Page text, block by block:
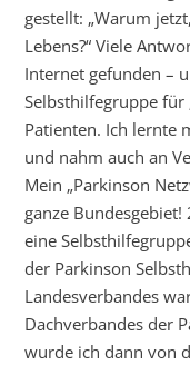
gestellt: „Warum
Lebens?“ Viele
Internet gefunden –
Selbsthilfegruppe für
Patienten. Ich lernte
und nahm auch an
Mein „Parkinson
ganze
eine
der Parkinson
Landesverbandes
Dachverbandes der
wurde ich dann von